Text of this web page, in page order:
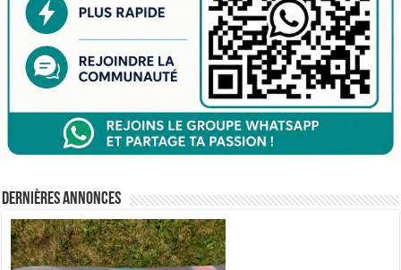
Dernières annonces